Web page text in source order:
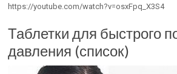
https://youtube.com/watch?v=osxFpq_X3S4
Таблетки для быстрого
давления (список)